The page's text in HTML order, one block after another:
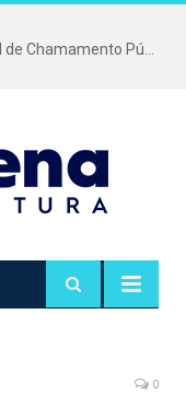
Festa da Padroeira 2026: Confira o edital de Chamamento Público para o evento mais tradicional da cidade!
0